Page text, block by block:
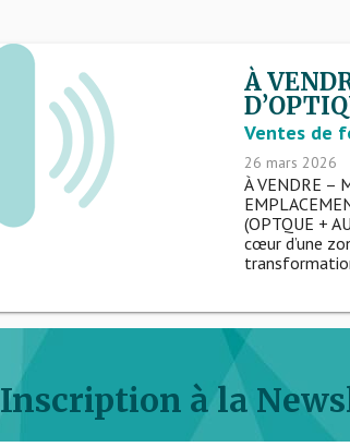
À
Ventes de
26 mars 2026
À VENDRE –
(OPTQUE +
cœur d’une
Inscription à la